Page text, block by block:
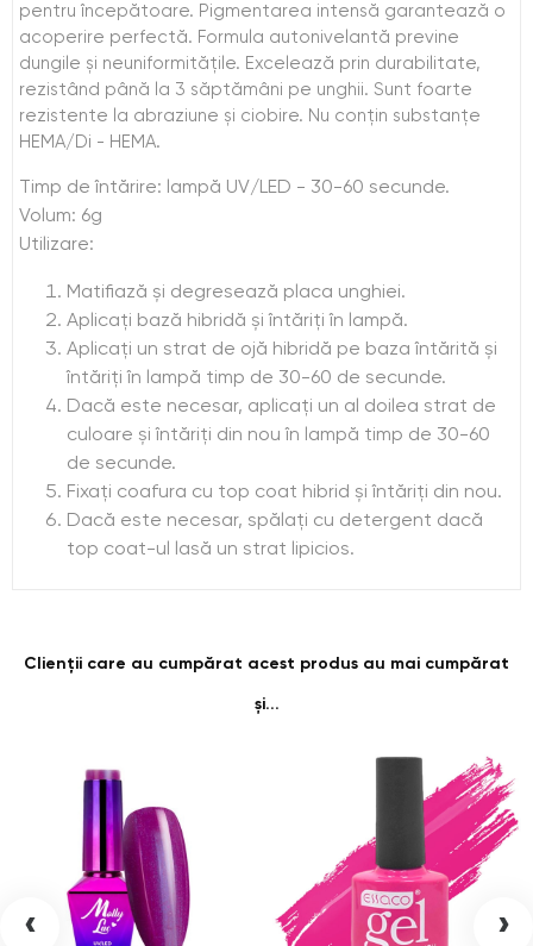
pentru începătoare. Pigmentarea intensă garantează o
acoperire perfectă. Formula autonivelantă previne
dungile și neuniformitățile. Excelează prin durabilitate,
rezistând până la 3 săptămâni pe unghii. Sunt foarte
rezistente la abraziune și ciobire. Nu conțin substanțe
HEMA/Di - HEMA.
Timp de întărire: lampă UV/LED - 30-60 secunde.
Volum: 6g
Utilizare:
Matifiază și degresează placa unghiei.
Aplicați bază hibridă și întăriți în lampă.
Aplicați un strat de ojă hibridă pe baza întărită și
întăriți în lampă timp de 30-60 de secunde.
Dacă este necesar, aplicați un al doilea strat de
culoare și întăriți din nou în lampă timp de 30-60
de secunde.
Fixați coafura cu top coat hibrid și întăriți din nou.
Dacă este necesar, spălați cu detergent dacă
top coat-ul lasă un strat lipicios.
Clienții care au cumpărat acest produs au mai cumpărat
și...
‹ ›